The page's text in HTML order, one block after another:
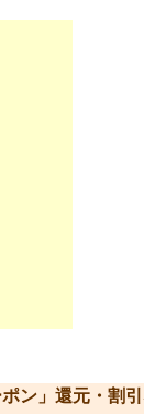
ン」還元・割